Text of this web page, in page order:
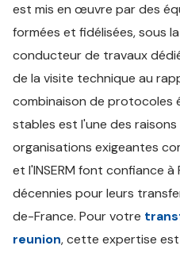
est mis en œuvre par des
formées et fidélisées, sous
conducteur de travaux
de la visite technique au
combinaison de protocoles
stables est l'une des
organisations exigeantes
et l'INSERM font confiance
décennies pour leurs
de-France. Pour votre
reunion, cette expertise